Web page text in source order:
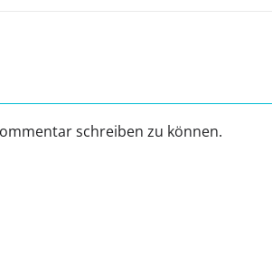
schreiben zu können.